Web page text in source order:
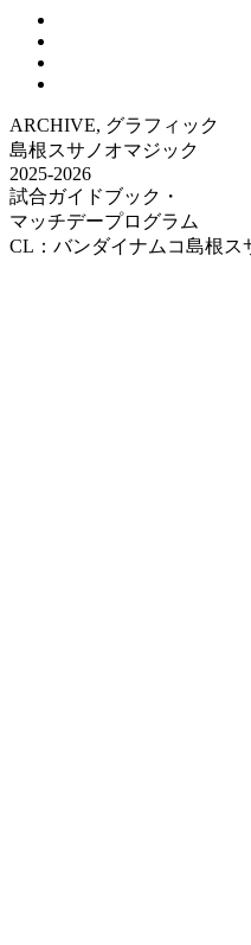
ARCHIVE, グラフィック
島根スサノオマジック
2025-2026
試合ガイドブック・
マッチデープログラム
CL：バンダイナムコ島根ス